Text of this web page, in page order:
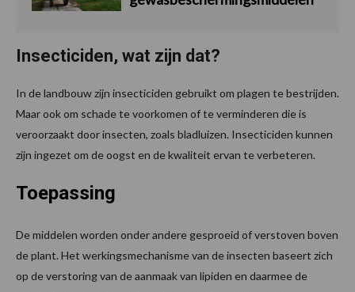
Insecticiden, wat zijn dat?
In de landbouw zijn insecticiden gebruikt om plagen te bestrijden.
Maar ook om schade te voorkomen of te verminderen die is
veroorzaakt door insecten, zoals bladluizen. Insecticiden kunnen
zijn ingezet om de oogst en de kwaliteit ervan te verbeteren.
Toepassing
De middelen worden onder andere gesproeid of verstoven boven
de plant. Het werkingsmechanisme van de insecten baseert zich
op de verstoring van de aanmaak van lipiden en daarmee de